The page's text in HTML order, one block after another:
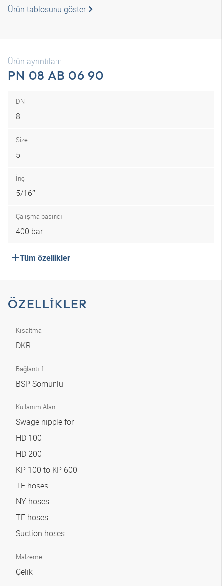
Ürün tablosunu göster
Ürün ayrıntıları:
PN 08 AB 06 90
DN
8
Size
5
İnç
5/16″
Çalışma basıncı
400 bar
Tüm özellikler
ÖZELLIKLER
Kısaltma
DKR
Bağlantı 1
BSP Somunlu
Kullanım Alanı
Swage nipple for
HD 100
HD 200
KP 100 to KP 600
TE hoses
NY hoses
TF hoses
Suction hoses
Malzeme
Çelik